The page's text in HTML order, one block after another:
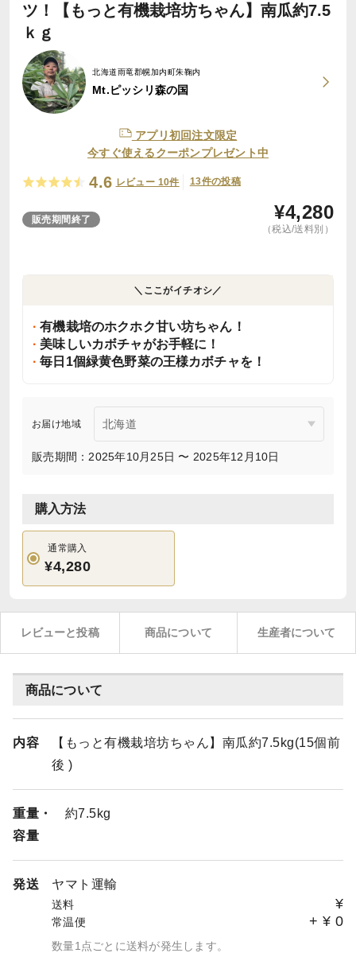
ツ！【もっと有機栽培坊ちゃん】南瓜約7.5
ｋｇ
北海道雨竜郡幌加内町朱鞠内
Mt.ピッシリ森の国
アプリ初回注文限定
今すぐ使えるクーポンプレゼント中
4.6 レビュー 10件 13件の投稿
販売期間終了 ¥4,280
（税込/送料別）
＼ここがイチオシ／
有機栽培のホクホク甘い坊ちゃん！
美味しいカボチャがお手軽に！
毎日1個緑黄色野菜の王様カボチャを！
お届け地域
販売期間：2025年10月25日 〜 2025年12月10日
購入方法
通常購入
¥4,280
レビューと投稿 商品について 生産者について
商品について
内容
【もっと有機栽培坊ちゃん】南瓜約7.5kg(15個前
後 )
重量・
容量
約7.5kg
発送 ヤマト運輸
送料 ¥
常温便 + ¥ 0
数量1点ごとに送料が発生します。